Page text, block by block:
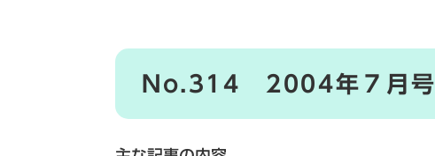
No.314 2004年７月号